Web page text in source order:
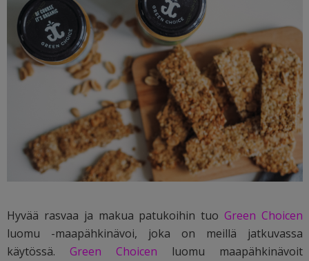
Hyvää rasvaa ja makua patukoihin tuoGreen Choicen
luomu -maapähkinävoi, joka on meillä jatkuvassa
käytössä.Green Choicen luomu maapähkinävoit